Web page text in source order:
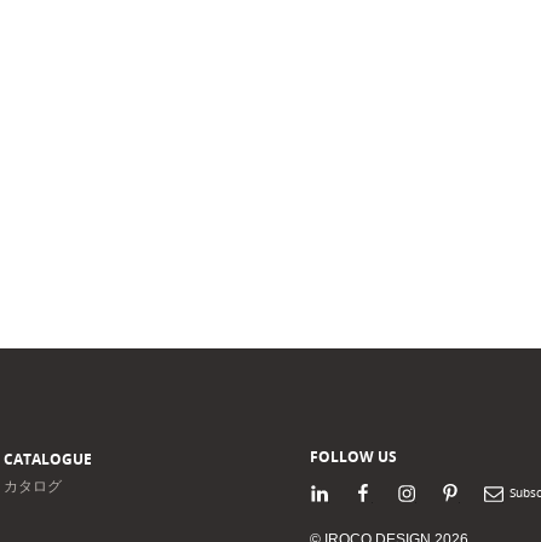
CATALOGUE
カタログ
FOLLOW US
LinkedInFacebookInstagramPinterest